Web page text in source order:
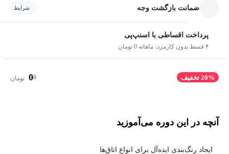
ضمانت بازگشت وجه شرایط
پرداخت اقساطی با اسنپ‌پی
۴ قسط بدون کارمزد، ماهانه 0 تومان
20% تخفیف 0
0 تومان
آنچه در این دوره می‌آموزید
ایجاد رنگ‌بندی ایده‌آل برای انواع اتاق‌ها